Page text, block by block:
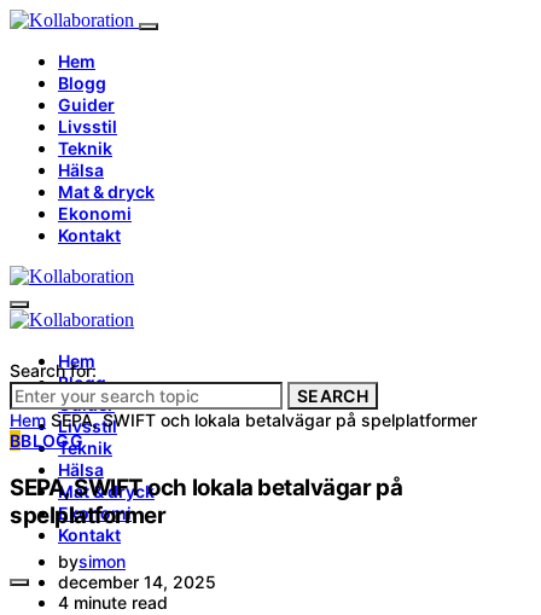
Hem
Blogg
Guider
Livsstil
Teknik
Hälsa
Mat & dryck
Ekonomi
Kontakt
Hem
Blogg
Guider
Livsstil
Teknik
Hälsa
Mat & dryck
Ekonomi
Kontakt
Search for:
SEARCH
Hem SEPA, SWIFT och lokala betalvägar på spelplatformer
BBLOGG
SEPA, SWIFT och lokala betalvägar på
spelplatformer
bysimon
december 14, 2025
4 minute read